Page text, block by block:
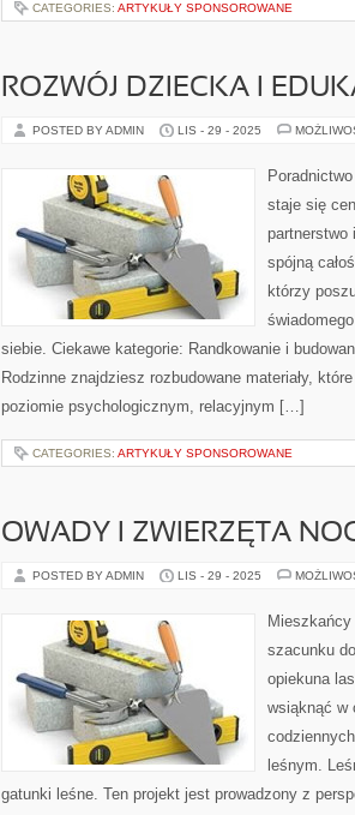
CATEGORIES: ARTYKUŁY SPONSOROWANE
ROZWÓJ DZIECKA I
POSTED BY ADMIN LIS - 29 - 2025
staje się
partnerstwo
spójną
którzy
siebie. Ciekawe kategorie: Randkowanie i
Rodzinne znajdziesz rozbudowane materiały,
poziomie psychologicznym, relacyjnym […]
CATEGORIES: ARTYKUŁY SPONSOROWANE
OWADY I ZWIERZĘTA
POSTED BY ADMIN LIS - 29 - 2025
Mieszkańcy
szacunku
opiekuna
wsiąknąć w
leśnym.
gatunki leśne. Ten projekt jest prowadzony z